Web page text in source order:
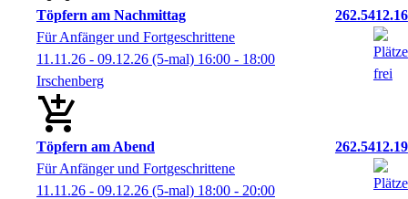
Töpfern am Nachmittag
262.5412.16
Für Anfänger und Fortgeschrittene
11.11.26 - 09.12.26 (5-mal) 16:00 - 18:00
Irschenberg
Töpfern am Abend
262.5412.19
Für Anfänger und Fortgeschrittene
11.11.26 - 09.12.26 (5-mal) 18:00 - 20:00